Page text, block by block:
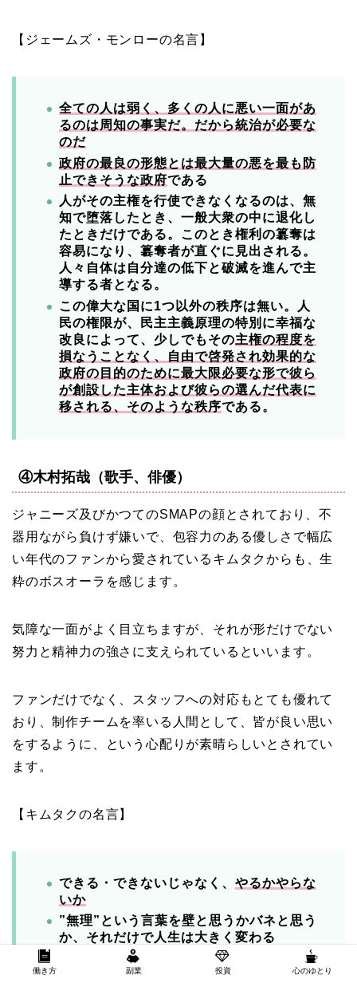
【ジェームズ・モンローの名言】
全ての人は弱く、多くの人に悪い一面があ
るのは周知の事実だ。だから統治が必要な
のだ
政府の最良の形態とは最大量の悪を最も防
止できそうな政府である
人がその主権を行使できなくなるのは、無
知で堕落したとき、一般大衆の中に退化し
たときだけである。このとき権利の簒奪は
容易になり、簒奪者が直ぐに見出される。
人々自体は自分達の低下と破滅を進んで主
導する者となる。
この偉大な国に1つ以外の秩序は無い。人
民の権限が、民主主義原理の特別に幸福な
改良によって、少しでもその主権の程度を
損なうことなく、自由で啓発され効果的な
政府の目的のために最大限必要な形で彼ら
が創設した主体および彼らの選んだ代表に
移される、そのような秩序である。
④木村拓哉（歌手、俳優）
ジャニーズ及びかつてのSMAPの顔とされており、不
器用ながら負けず嫌いで、包容力のある優しさで幅広
い年代のファンから愛されているキムタクからも、生
粋のボスオーラを感じます。
気障な一面がよく目立ちますが、それが形だけでない
努力と精神力の強さに支えられているといいます。
ファンだけでなく、スタッフへの対応もとても優れて
おり、制作チームを率いる人間として、皆が良い思い
をするように、という心配りが素晴らしいとされてい
ます。
【キムタクの名言】
できる・できないじゃなく、 やるかやらな
いか
”無理”という言葉を壁と思うかバネと思う
か、それだけで人生は大きく変わる
100の使命を与えられたら、そのまま100
やって返すんじゃなくて、120くらいにし
働き方 副業 投資 心のゆとり